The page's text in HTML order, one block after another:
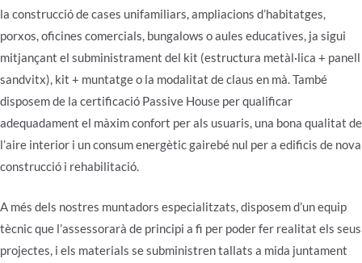
la construcció de cases unifamiliars, ampliacions d’habitatges,
porxos, oficines comercials, bungalows o aules educatives, ja sigui
mitjançant el subministrament del kit (estructura metàl·lica + panell
sandvitx), kit + muntatge o la modalitat de claus en mà. També
disposem de la certificació Passive House per qualificar
adequadament el màxim confort per als usuaris, una bona qualitat de
l’aire interior i un consum energètic gairebé nul per a edificis de nova
construcció i rehabilitació.
A més dels nostres muntadors especialitzats, disposem d’un equip
tècnic que l’assessorarà de principi a fi per poder fer realitat els seus
projectes, i els materials se subministren tallats a mida juntament